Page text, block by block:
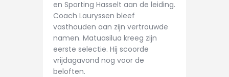
CONTACT
en Sporting Hasselt aan de leiding.
Coach Lauryssen bleef
vasthouden aan zijn vertrouwde
namen. Matuasilua kreeg zijn
eerste selectie. Hij scoorde
vrijdagavond nog voor de
beloften.